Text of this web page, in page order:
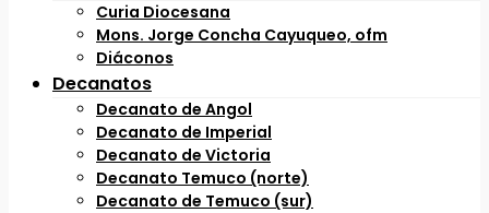
Curia Diocesana
Mons. Jorge Concha Cayuqueo, ofm
Diáconos
Decanatos
Decanato de Angol
Decanato de Imperial
Decanato de Victoria
Decanato Temuco (norte)
Decanato de Temuco (sur)